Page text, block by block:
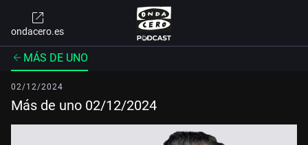
ondacero.es
MÁS DE UNO
02/12/2024
Más de uno 02/12/2024